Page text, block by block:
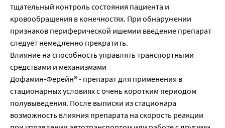
тщательный контроль состояния пациента и
кровообращения в конечностях. При обнаружении
признаков периферической ишемии введение препарат
следует немедленно прекратить.
Влияние на способность управлять транспортными
средствами и механизмами
Дофамин-Ферейн® - препарат для применения в
стационарных условиях с очень коротким периодом
полувыведения. После выписки из стационара
возможность влияния препарата на скорость реакции